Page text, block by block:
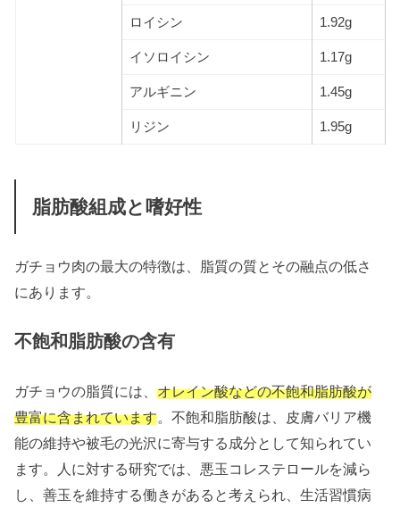
ロイシン 1.92g
イソロイシン 1.17g
アルギニン 1.45g
リジン 1.95g
脂肪酸組成と嗜好性
ガチョウ肉の最大の特徴は、脂質の質とその融点の低さ
にあります。
不飽和脂肪酸の含有
ガチョウの脂質には、オレイン酸などの不飽和脂肪酸が
豊富に含まれています 。不飽和脂肪酸は、皮膚バリア機
能の維持や被毛の光沢に寄与する成分として知られてい
ます。人に対する研究では、悪玉コレステロールを減ら
し、善玉を維持する働きがあると考えられ、生活習慣病